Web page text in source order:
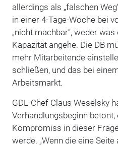
allerdings als „falschen
in einer 4-Tage-Woche bei
„nicht machbar“, weder
Kapazität angehe. Die DB
mehr Mitarbeitende
schließen, und das bei
Arbeitsmarkt.
GDL-Chef Claus Weselsky
Verhandlungsbeginn
Kompromiss in dieser
werde. „Wenn die eine Seite